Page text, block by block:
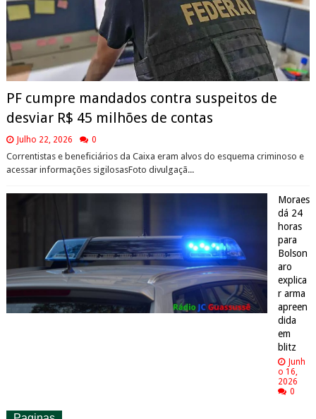
PF cumpre mandados contra suspeitos de
desviar R$ 45 milhões de contas
Julho 22, 2026 0
Correntistas e beneficiários da Caixa eram alvos do esquema criminoso e
acessar informações sigilosasFoto divulgaçã...
Moraes
dá 24
horas
para
Bolson
aro
explica
r arma
apreen
dida
em
blitz
Junh
o 16,
2026
0